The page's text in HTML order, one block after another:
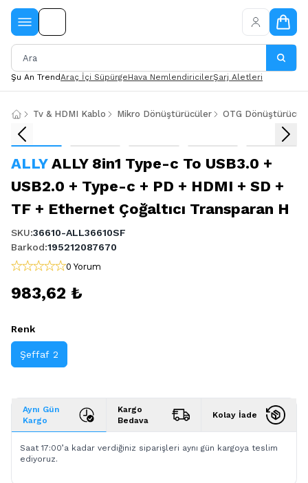
Şu An TrendAraç İçi SüpürgeHava NemlendiricilerŞarj Aletleri
Tv & HDMI Kablo Mikro Dönüştürücüler OTG
ALLY ALLY 8in1 Type-c To USB3.0 +
USB2.0 + Type-c + PD + HDMI + SD +
TF + Ethernet Çoğaltıcı Transparan H
SKU:36610-ALL36610SF
Barkod:195212087670
0 Yorum
983,62 ₺
Renk
Şeffaf 2
Aynı Gün
Kargo
Kargo
Bedava
Kolay İade
Saat 17:00’a kadar verdiğiniz siparişleri aynı gün kargoya teslim
ediyoruz.